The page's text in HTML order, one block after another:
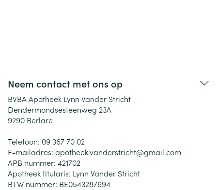
Neem contact met ons op
BVBA Apotheek Lynn Vander Stricht
Dendermondsesteenweg 23A
9290 Berlare
Telefoon: 09 367 70 02
E-mailadres: apotheek.vanderstricht@gmail.com
APB nummer: 421702
Apotheek titularis: Lynn Vander Stricht
BTW nummer: BE0543287694